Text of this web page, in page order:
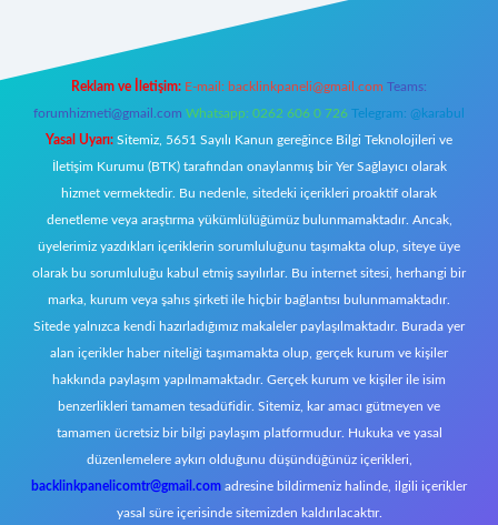
Reklam ve İletişim: E-mail: backlinkpaneli@gmail.com Teams:
forumhizmeti@gmail.com Whatsapp: 0262 606 0 726 Telegram: @karabul
Yasal Uyarı: Sitemiz, 5651 Sayılı Kanun gereğince Bilgi Teknolojileri ve
İletişim Kurumu (BTK) tarafından onaylanmış bir Yer Sağlayıcı olarak
hizmet vermektedir. Bu nedenle, sitedeki içerikleri proaktif olarak
denetleme veya araştırma yükümlülüğümüz bulunmamaktadır. Ancak,
üyelerimiz yazdıkları içeriklerin sorumluluğunu taşımakta olup, siteye üye
olarak bu sorumluluğu kabul etmiş sayılırlar. Bu internet sitesi, herhangi bir
marka, kurum veya şahıs şirketi ile hiçbir bağlantısı bulunmamaktadır.
Sitede yalnızca kendi hazırladığımız makaleler paylaşılmaktadır. Burada yer
alan içerikler haber niteliği taşımamakta olup, gerçek kurum ve kişiler
hakkında paylaşım yapılmamaktadır. Gerçek kurum ve kişiler ile isim
benzerlikleri tamamen tesadüfidir. Sitemiz, kar amacı gütmeyen ve
tamamen ücretsiz bir bilgi paylaşım platformudur. Hukuka ve yasal
düzenlemelere aykırı olduğunu düşündüğünüz içerikleri,
backlinkpanelicomtr@gmail.com adresine bildirmeniz halinde, ilgili içerikler
yasal süre içerisinde sitemizden kaldırılacaktır.